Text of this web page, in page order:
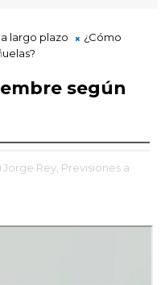
largo plazo
¿Cómo
según
Jorge Rey, Previsiones a